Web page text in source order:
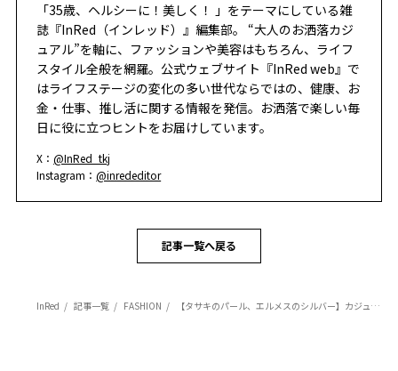
「35歳、ヘルシーに！美しく！ 」をテーマにしている雑
誌『InRed（インレッド）』編集部。 “大人のお洒落カジ
ュアル”を軸に、ファッションや美容はもちろん、ライフ
スタイル全般を網羅。公式ウェブサイト『InRed web』で
はライフステージの変化の多い世代ならではの、健康、お
金・仕事、推し活に関する情報を発信。お洒落で楽しい毎
日に役に立つヒントをお届けしています。
X：@InRed_tkj
Instagram：@inrededitor
記事一覧へ戻る
InRed 記事一覧 FASHION 【タサキのパール、エルメスのシルバー】カジュアル派を品格モードへと導く信頼ジュエリー